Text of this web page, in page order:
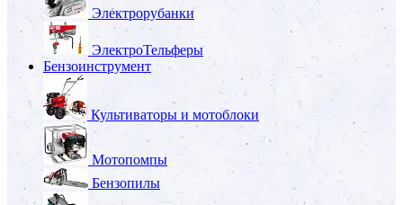
Электрорубанки
ЭлектроТельферы
Бензоинструмент
Культиваторы и мотоблоки
Мотопомпы
Бензопилы